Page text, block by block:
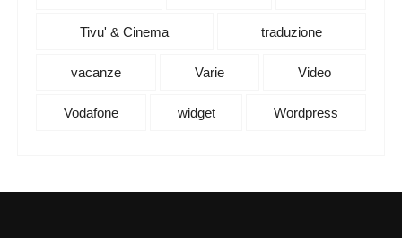
Tivu' & Cinema traduzione
vacanze Varie Video
Vodafone widget Wordpress